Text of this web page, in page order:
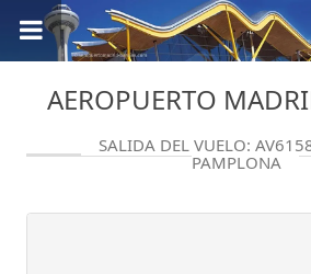
AEROPUERTO
SALIDA DEL VUELO:
PAMPLONA